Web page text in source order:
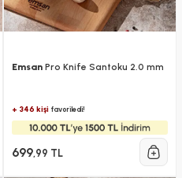
EmsanPro Knife Santoku 2.0 mm
+ 346 kişifavoriledi!
699,99 TL